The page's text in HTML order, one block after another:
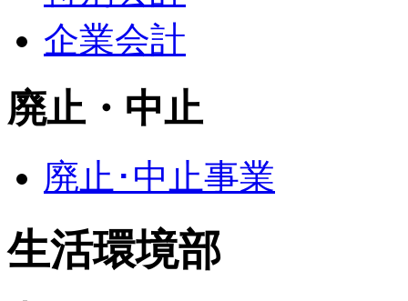
企業会計
廃止・中止
廃止･中止事業
生活環境部